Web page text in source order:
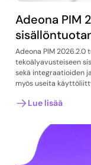
Adeona PIM
Adeona PIM
tekoälyavusteiseen
sekä integraatioiden
myös useita
Lue lisää